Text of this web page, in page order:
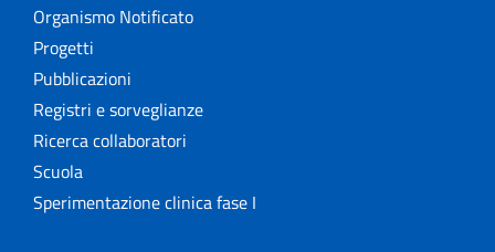
Organismo Notificato
Progetti
Pubblicazioni
Registri e sorveglianze
Ricerca collaboratori
Scuola
Sperimentazione clinica fase I